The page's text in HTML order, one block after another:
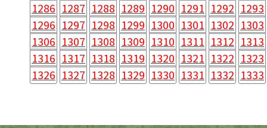
1286 1287 1288 1289 1290 1291 1292 1293
1296 1297 1298 1299 1300 1301 1302 1303
1306 1307 1308 1309 1310 1311 1312 1313
1316 1317 1318 1319 1320 1321 1322 1323
1326 1327 1328 1329 1330 1331 1332 1333